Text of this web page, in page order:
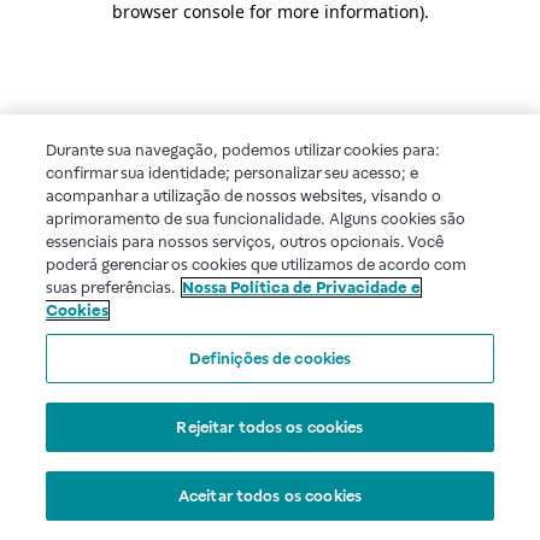
browser console for more information).
Durante sua navegação, podemos utilizar cookies para:
confirmar sua identidade; personalizar seu acesso; e
acompanhar a utilização de nossos websites, visando o
aprimoramento de sua funcionalidade. Alguns cookies são
essenciais para nossos serviços, outros opcionais. Você
poderá gerenciar os cookies que utilizamos de acordo com
suas preferências. Nossa Política de Privacidade e
Cookies
Definições de cookies
Rejeitar todos os cookies
Aceitar todos os cookies